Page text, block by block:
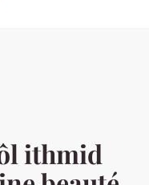
ithmid